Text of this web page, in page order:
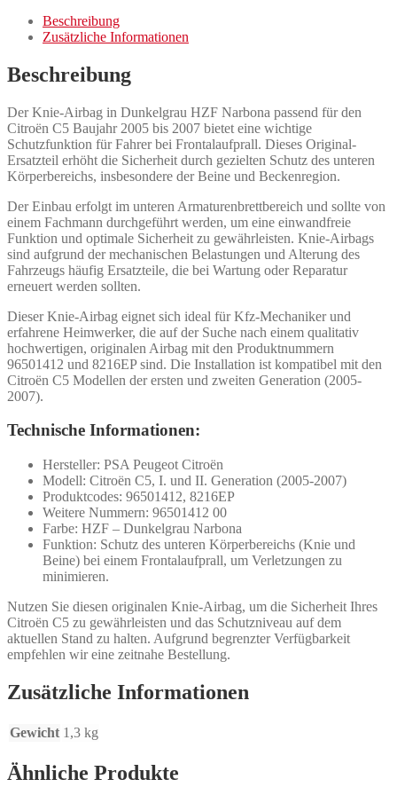
Beschreibung
Zusätzliche Informationen
Beschreibung
Der Knie-Airbag in Dunkelgrau HZF Narbona passend für den
Citroën C5 Baujahr 2005 bis 2007 bietet eine wichtige
Schutzfunktion für Fahrer bei Frontalaufprall. Dieses Original-
Ersatzteil erhöht die Sicherheit durch gezielten Schutz des unteren
Körperbereichs, insbesondere der Beine und Beckenregion.
Der Einbau erfolgt im unteren Armaturenbrettbereich und sollte von
einem Fachmann durchgeführt werden, um eine einwandfreie
Funktion und optimale Sicherheit zu gewährleisten. Knie-Airbags
sind aufgrund der mechanischen Belastungen und Alterung des
Fahrzeugs häufig Ersatzteile, die bei Wartung oder Reparatur
erneuert werden sollten.
Dieser Knie-Airbag eignet sich ideal für Kfz-Mechaniker und
erfahrene Heimwerker, die auf der Suche nach einem qualitativ
hochwertigen, originalen Airbag mit den Produktnummern
96501412 und 8216EP sind. Die Installation ist kompatibel mit den
Citroën C5 Modellen der ersten und zweiten Generation (2005-
2007).
Technische Informationen:
Hersteller: PSA Peugeot Citroën
Modell: Citroën C5, I. und II. Generation (2005-2007)
Produktcodes: 96501412, 8216EP
Weitere Nummern: 96501412 00
Farbe: HZF – Dunkelgrau Narbona
Funktion: Schutz des unteren Körperbereichs (Knie und
Beine) bei einem Frontalaufprall, um Verletzungen zu
minimieren.
Nutzen Sie diesen originalen Knie-Airbag, um die Sicherheit Ihres
Citroën C5 zu gewährleisten und das Schutzniveau auf dem
aktuellen Stand zu halten. Aufgrund begrenzter Verfügbarkeit
empfehlen wir eine zeitnahe Bestellung.
Zusätzliche Informationen
Gewicht 1,3 kg
Ähnliche Produkte